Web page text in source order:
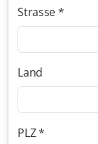
Strasse *
Land
PLZ *